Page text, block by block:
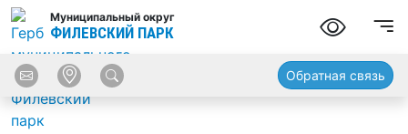
Муниципальный округ
ФИЛЕВСКИЙ ПАРК
Обратная связь